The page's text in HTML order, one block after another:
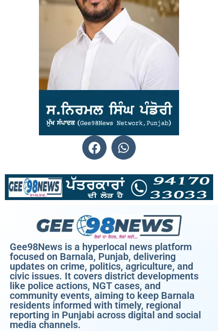
Gee98News is a hyperlocal news platform
focused on Barnala, Punjab, delivering
updates on crime, politics, agriculture, and
civic issues. It covers district developments
like police actions, NGT cases, and
community events, aiming to keep Barnala
residents informed with timely, regional
reporting in Punjabi across digital and social
media channels.